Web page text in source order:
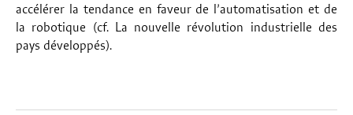
accélérer la tendance en faveur de l’automatisation et de
la robotique (cf. La nouvelle révolution industrielle des
pays développés).